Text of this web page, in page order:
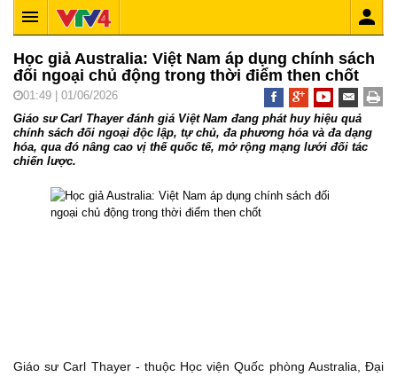
Học giả Australia: Việt Nam áp dụng chính sách
đối ngoại chủ động trong thời điểm then chốt
01:49 | 01/06/2026
Giáo sư Carl Thayer đánh giá Việt Nam đang phát huy hiệu quả
chính sách đối ngoại độc lập, tự chủ, đa phương hóa và đa dạng
hóa, qua đó nâng cao vị thế quốc tế, mở rộng mạng lưới đối tác
chiến lược.
Giáo sư Carl Thayer - thuộc Học viện Quốc phòng Australia, Đại